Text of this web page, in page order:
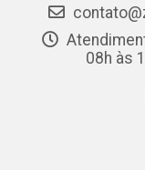
08h às